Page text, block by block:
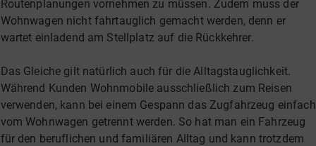
Routenplanungen vornehmen zu müssen. Zudem muss der
Wohnwagen nicht fahrtauglich gemacht werden, denn er
wartet einladend am Stellplatz auf die Rückkehrer.
Das Gleiche gilt natürlich auch für die Alltagstauglichkeit.
Während Kunden Wohnmobile ausschließlich zum Reisen
verwenden, kann bei einem Gespann das Zugfahrzeug einfach
vom Wohnwagen getrennt werden. So hat man ein Fahrzeug
für den beruflichen und familiären Alltag und kann trotzdem